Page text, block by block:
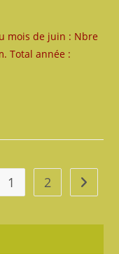
mois de juin : Nbre
Total année :
1 2 Aller à